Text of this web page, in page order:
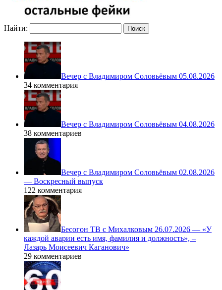
Найти:
Вечер с Владимиром Соловьёвым 05.08.2026
34 комментария
Вечер с Владимиром Соловьёвым 04.08.2026
38 комментариев
Вечер с Владимиром Соловьёвым 02.08.2026
— Воскресный выпуск
122 комментария
Бесогон ТВ с Михалковым 26.07.2026 — «У
каждой аварии есть имя, фамилия и должность», –
Лазарь Моисеевич Каганович»
29 комментариев